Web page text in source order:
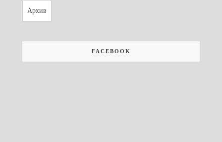
Архив
FACEBOOK